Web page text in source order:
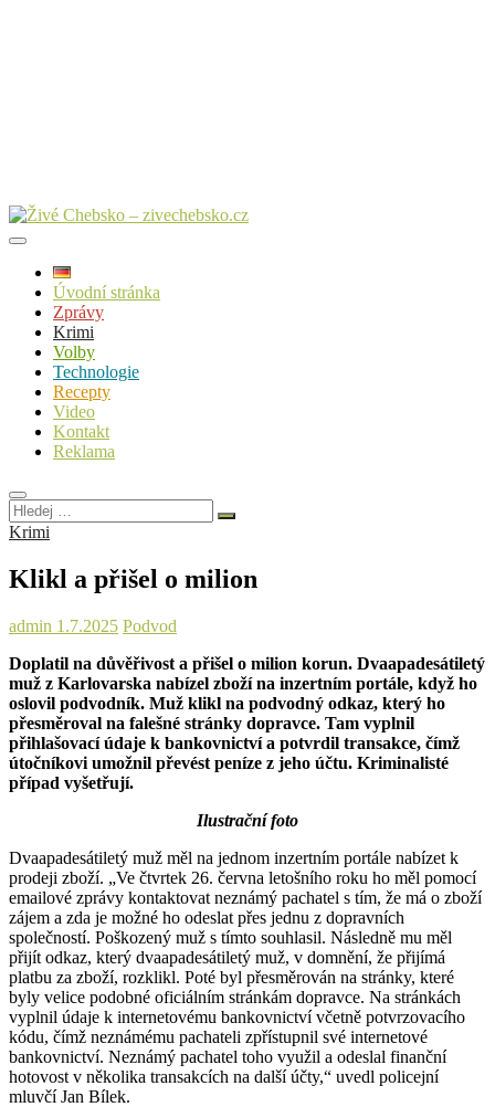
Úvodní stránka
Zprávy
Krimi
Volby
Technologie
Recepty
Video
Kontakt
Reklama
Hledej
…
Krimi
Klikl a přišel o milion
admin 1.7.2025 Podvod
Doplatil na důvěřivost a přišel o milion korun. Dvaapadesátiletý
muž z Karlovarska nabízel zboží na inzertním portále, když ho
oslovil podvodník. Muž klikl na podvodný odkaz, který ho
přesměroval na falešné stránky dopravce. Tam vyplnil
přihlašovací údaje k bankovnictví a potvrdil transakce, čímž
útočníkovi umožnil převést peníze z jeho účtu. Kriminalisté
případ vyšetřují.
Ilustrační foto
Dvaapadesátiletý muž měl na jednom inzertním portále nabízet k
prodeji zboží. „Ve čtvrtek 26. června letošního roku ho měl pomocí
emailové zprávy kontaktovat neznámý pachatel s tím, že má o zboží
zájem a zda je možné ho odeslat přes jednu z dopravních
společností. Poškozený muž s tímto souhlasil. Následně mu měl
přijít odkaz, který dvaapadesátiletý muž, v domnění, že přijímá
platbu za zboží, rozklikl. Poté byl přesměrován na stránky, které
byly velice podobné oficiálním stránkám dopravce. Na stránkách
vyplnil údaje k internetovému bankovnictví včetně potvrzovacího
kódu, čímž neznámému pachateli zpřístupnil své internetové
bankovnictví. Neznámý pachatel toho využil a odeslal finanční
hotovost v několika transakcích na další účty,“ uvedl policejní
mluvčí Jan Bílek.